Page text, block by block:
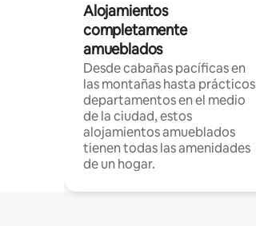
Alojamientos
completamente
amueblados
Desde cabañas pacíficas en
las montañas hasta prácticos
departamentos en el medio
de la ciudad, estos
alojamientos amueblados
tienen todas las amenidades
de un hogar.